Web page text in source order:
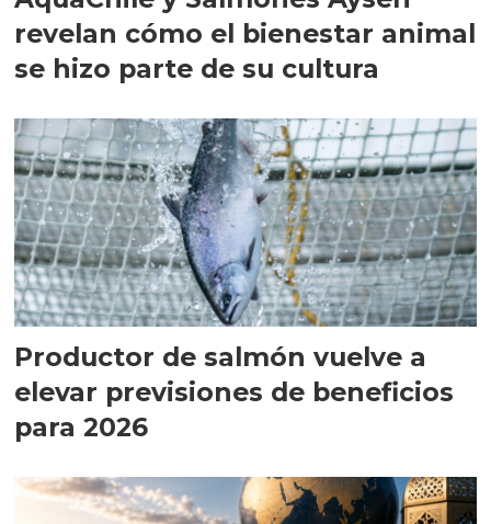
revelan cómo el bienestar animal
se hizo parte de su cultura
Productor de salmón vuelve a
elevar previsiones de beneficios
para 2026